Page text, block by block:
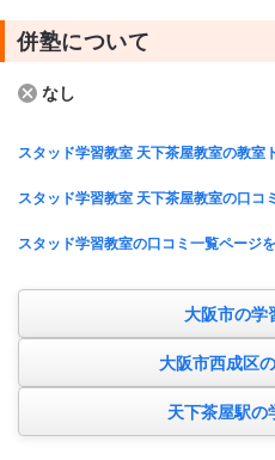
併塾について
なし
スタッド学習教室 天下茶屋教室の教室
スタッド学習教室 天下茶屋教室の口コ
スタッド学習教室の口コミ一覧ページ
大阪市の学
大阪市西成区
天下茶屋駅の